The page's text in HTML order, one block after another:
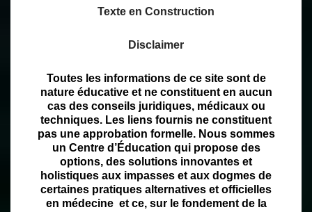
Texte en Construction
Disclaimer
Toutes les informations de ce site sont de
nature éducative et ne constituent en aucun
cas des conseils juridiques, médicaux ou
techniques. Les liens fournis ne constituent
pas une approbation formelle. Nous sommes
un Centre d’Éducation qui propose des
options, des solutions innovantes et
holistiques aux impasses et aux dogmes de
certaines pratiques alternatives et officielles
en médecineet ce, sur le fondement de la